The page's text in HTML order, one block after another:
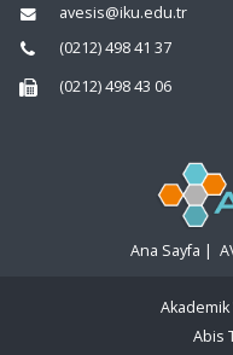
avesis@iku.edu.tr
(0212) 498 41 37
(0212) 498 43 06
Ana Sayfa |
Abis